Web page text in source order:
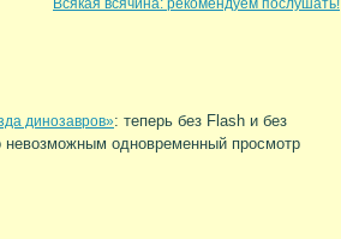
динозавров»: теперь без Flash и без
невозможным одновременный просмотр